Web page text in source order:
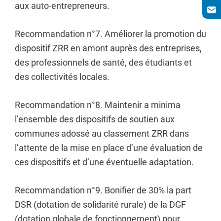
aux auto-entrepreneurs.
Recommandation n°7. Améliorer la promotion du
dispositif ZRR en amont auprès des entreprises,
des professionnels de santé, des étudiants et
des collectivités locales.
Recommandation n°8. Maintenir a minima
l’ensemble des dispositifs de soutien aux
communes adossé au classement ZRR dans
l’attente de la mise en place d’une évaluation de
ces dispositifs et d’une éventuelle adaptation.
Recommandation n°9. Bonifier de 30% la part
DSR (dotation de solidarité rurale) de la DGF